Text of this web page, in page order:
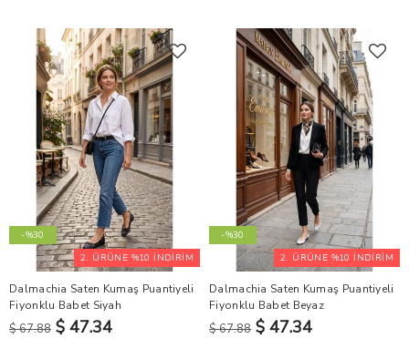
2. ÜRÜNE %10 İNDİRİM
-%30
Dalmachia Saten Kumaş Puantiyeli
Fiyonklu Babet Siyah
$ 67.88 $ 47.34
2. ÜRÜNE %10 İNDİRİM
-%30
Dalmachia Saten Kumaş Puantiyeli
Fiyonklu Babet Beyaz
$ 67.88 $ 47.34